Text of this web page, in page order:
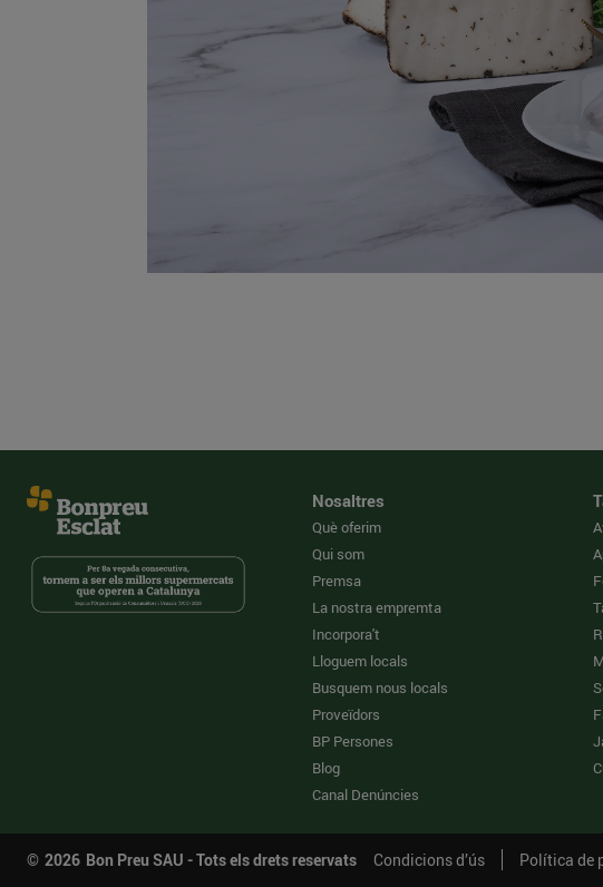
Nosaltres
Què oferim
Qui som
Premsa
La nostra empremta
Incorpora't
Lloguem locals
Busquem nous locals
Proveïdors
BP Persones
Blog
Canal Denúncies
© 2026 Bon Preu SAU - Tots els drets reservats Condicions d’ús Política de